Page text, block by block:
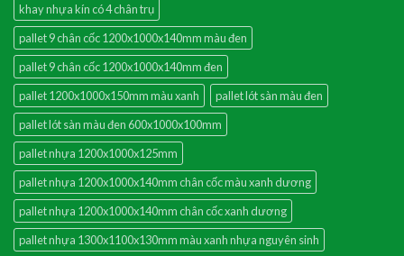
khay nhựa kín có 4 chân trụ
pallet 9 chân cốc 1200x1000x140mm màu đen
pallet 9 chân cốc 1200x1000x140mm đen
pallet 1200x1000x150mm màu xanh
pallet lót sàn màu đen
pallet lót sàn màu đen 600x1000x100mm
pallet nhựa 1200x1000x125mm
pallet nhựa 1200x1000x140mm chân cốc màu xanh dương
pallet nhựa 1200x1000x140mm chân cốc xanh dương
pallet nhựa 1300x1100x130mm màu xanh nhựa nguyên sinh